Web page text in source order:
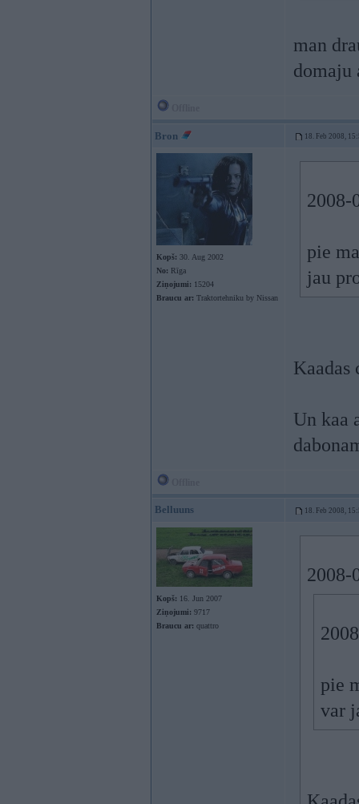
man
domaju
Bron 18. Feb 2008,
Kopš: 30. Aug 2002
No: Rīga
Ziņojumi: 15204
Braucu ar: Traktortehniku by Nissan
2008-
pie
jau
Kaadas
Un kaa
Belluuns 18. Feb 2008,
Kopš: 16. Jun 2007
Ziņojumi: 9717
Braucu ar: quattro
2008-
pie
var